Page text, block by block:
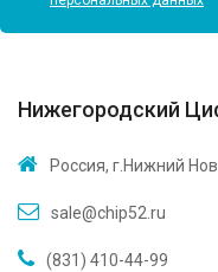
Нижегородский
Россия, г.Нижний
sale@chip52.ru
(831) 410-44-99